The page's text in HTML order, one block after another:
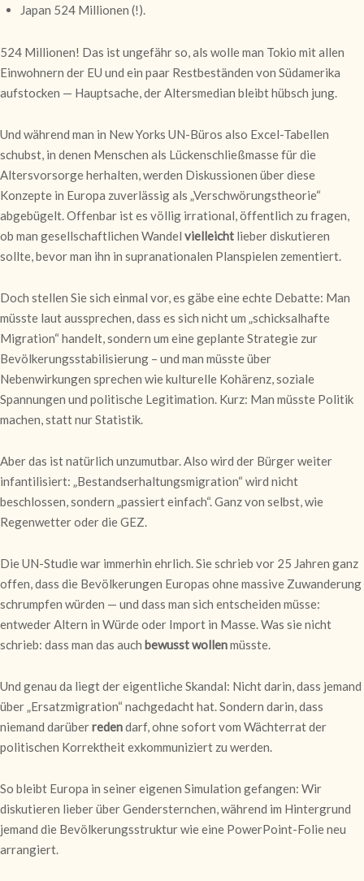
Japan 524 Millionen (!).
524 Millionen! Das ist ungefähr so, als wolle man Tokio mit allen
Einwohnern der EU und ein paar Restbeständen von Südamerika
aufstocken — Hauptsache, der Altersmedian bleibt hübsch jung.
Und während man in New Yorks UN-Büros also Excel-Tabellen
schubst, in denen Menschen als Lückenschließmasse für die
Altersvorsorge herhalten, werden Diskussionen über diese
Konzepte in Europa zuverlässig als „Verschwörungstheorie“
abgebügelt. Offenbar ist es völlig irrational, öffentlich zu fragen,
ob man gesellschaftlichen Wandel vielleicht lieber diskutieren
sollte, bevor man ihn in supranationalen Planspielen zementiert.
Doch stellen Sie sich einmal vor, es gäbe eine echte Debatte: Man
müsste laut aussprechen, dass es sich nicht um „schicksalhafte
Migration“ handelt, sondern um eine geplante Strategie zur
Bevölkerungsstabilisierung – und man müsste über
Nebenwirkungen sprechen wie kulturelle Kohärenz, soziale
Spannungen und politische Legitimation. Kurz: Man müsste Politik
machen, statt nur Statistik.
Aber das ist natürlich unzumutbar. Also wird der Bürger weiter
infantilisiert: „Bestandserhaltungsmigration“ wird nicht
beschlossen, sondern „passiert einfach“. Ganz von selbst, wie
Regenwetter oder die GEZ.
Die UN-Studie war immerhin ehrlich. Sie schrieb vor 25 Jahren ganz
offen, dass die Bevölkerungen Europas ohne massive Zuwanderung
schrumpfen würden — und dass man sich entscheiden müsse:
entweder Altern in Würde oder Import in Masse. Was sie nicht
schrieb: dass man das auch bewusst wollenmüsste.
Und genau da liegt der eigentliche Skandal: Nicht darin, dass jemand
über „Ersatzmigration“ nachgedacht hat. Sondern darin, dass
niemand darüberredendarf, ohne sofort vom Wächterrat der
politischen Korrektheit exkommuniziert zu werden.
So bleibt Europa in seiner eigenen Simulation gefangen: Wir
diskutieren lieber über Gendersternchen, während im Hintergrund
jemand die Bevölkerungsstruktur wie eine PowerPoint-Folie neu
arrangiert.